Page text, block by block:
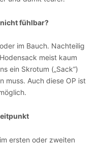
fühlbar?
im Bauch. Nachteilig
meist kaum
ein Skrotum („Sack“)
muss. Auch diese OP ist
ersten oder zweiten